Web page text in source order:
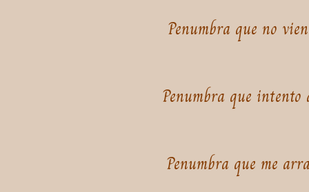
Penumbra que no
Penumbra que
Penumbra que me